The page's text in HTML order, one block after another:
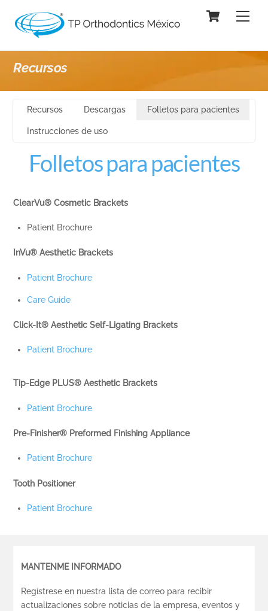
content
Cart
Recursos
Recursos Descargas Folletos para pacientes
Instrucciones de uso
Folletos para pacientes
ClearVu® Cosmetic Brackets
Patient Brochure
InVu® Aesthetic Brackets
Patient Brochure
Care Guide
Click-It® Aesthetic Self-Ligating Brackets
Patient Brochure
Tip-Edge PLUS® Aesthetic Brackets
Patient Brochure
Pre-Finisher® Preformed Finishing Appliance
Patient Brochure
Tooth Positioner
Patient Brochure
MANTENME INFORMADO
Regístrese en nuestra lista de correo para recibir
actualizaciones sobre noticias de la empresa, eventos y